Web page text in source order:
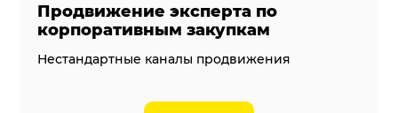
Продвижение эксперта по
корпоративным закупкам
Нестандартные каналы продвижения